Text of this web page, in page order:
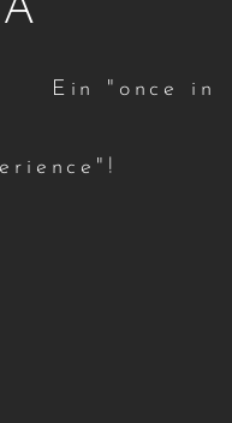
Ein "once in